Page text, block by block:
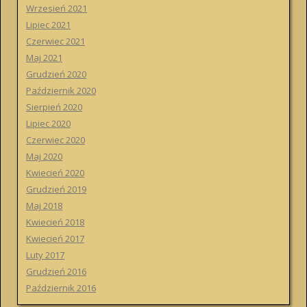
Wrzesień 2021
Lipiec 2021
Czerwiec 2021
Maj 2021
Grudzień 2020
Październik 2020
Sierpień 2020
Lipiec 2020
Czerwiec 2020
Maj 2020
Kwiecień 2020
Grudzień 2019
Maj 2018
Kwiecień 2018
Kwiecień 2017
Luty 2017
Grudzień 2016
Październik 2016